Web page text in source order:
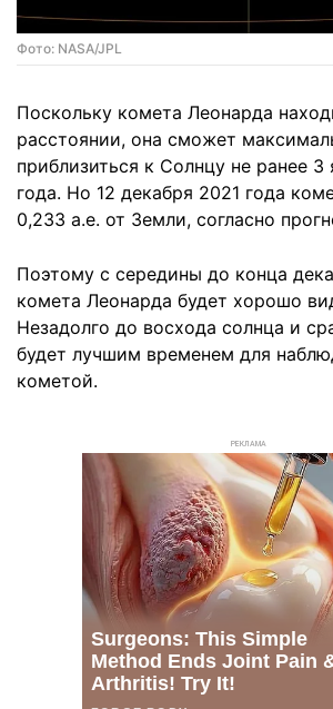
Фото: NASA/JPL
Поскольку комета Леонарда
расстоянии, она сможет
приблизиться к Солнцу не ранее 3
года. Но 12 декабря 2021 года
0,233 а.е. от Земли, согласно
Поэтому с середины до конца
комета Леонарда будет хорошо
Незадолго до восхода солнца и
будет лучшим временем для
кометой.
РЕКЛАМА